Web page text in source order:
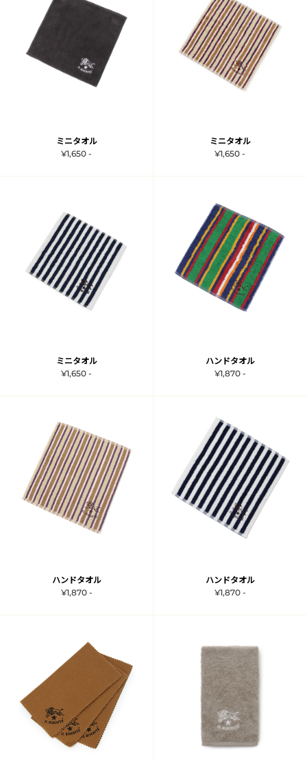
ミニタオル
¥1,650 -
ミニタオル
¥1,650 -
ミニタオル
¥1,650 -
ハンドタオル
¥1,870 -
ハンドタオル
¥1,870 -
ハンドタオル
¥1,870 -